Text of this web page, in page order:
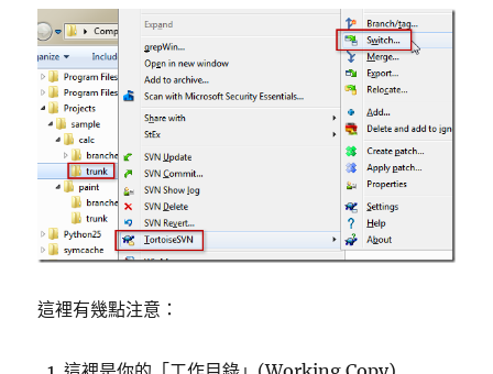
這裡有幾點注意：